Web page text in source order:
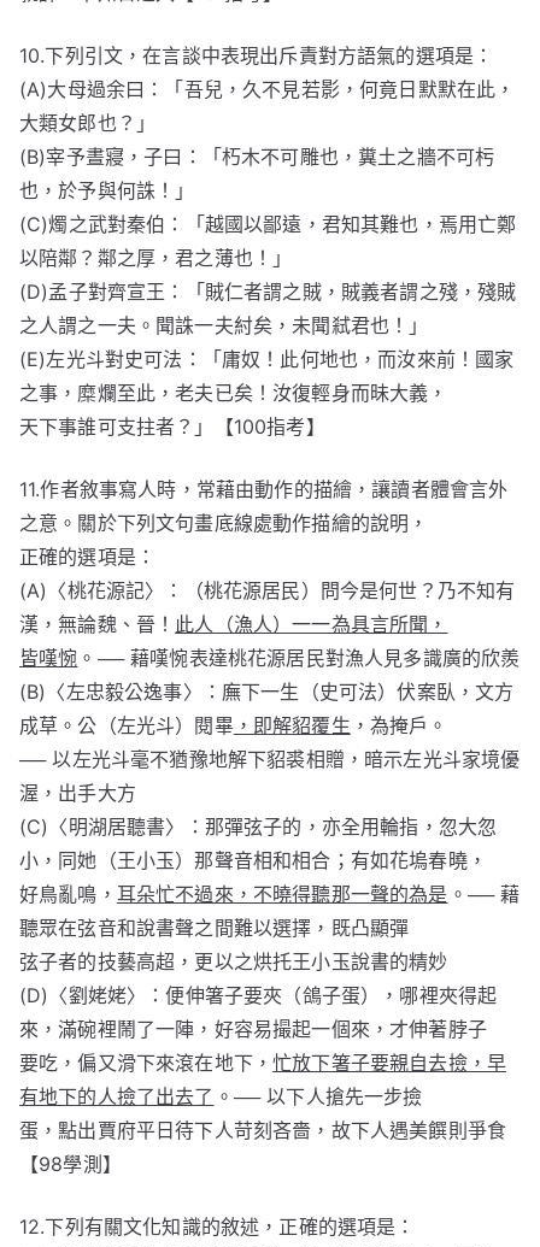
10.下列引文，在言談中表現出斥責對方語氣的選項是：
(A)大母過余曰：「吾兒，久不見若影，何竟日默默在此，
大類女郎也？」
(B)宰予晝寢，子曰：「朽木不可雕也，糞土之牆不可杇
也，於予與何誅！」
(C)燭之武對秦伯：「越國以鄙遠，君知其難也，焉用亡鄭
以陪鄰？鄰之厚，君之薄也！」
(D)孟子對齊宣王：「賊仁者謂之賊，賊義者謂之殘，殘賊
之人謂之一夫。聞誅一夫紂矣，未聞弒君也！」
(E)左光斗對史可法：「庸奴！此何地也，而汝來前！國家
之事，糜爛至此，老夫已矣！汝復輕身而昧大義，
天下事誰可支拄者？」【100指考】
11.作者敘事寫人時，常藉由動作的描繪，讓讀者體會言外
之意。關於下列文句畫底線處動作描繪的說明，
正確的選項是：
(A)〈桃花源記〉：（桃花源居民）問今是何世？乃不知有
漢，無論魏、晉！ 此人（漁人）一一為具言所聞，
皆嘆惋 。── 藉嘆惋表達桃花源居民對漁人見多識廣的欣羨
(B)〈左忠毅公逸事〉：廡下一生（史可法）伏案臥，文方
成草。公（左光斗）閱畢，即解貂覆生 ，為掩戶。
── 以左光斗毫不猶豫地解下貂裘相贈，暗示左光斗家境優
渥，出手大方
(C)〈明湖居聽書〉：那彈弦子的，亦全用輪指，忽大忽
小，同她（王小玉）那聲音相和相合；有如花塢春曉，
好鳥亂鳴， 耳朵忙不過來，不曉得聽那一聲的為是 。── 藉
聽眾在弦音和說書聲之間難以選擇，既凸顯彈
弦子者的技藝高超，更以之烘托王小玉說書的精妙
(D)〈劉姥姥〉：便伸箸子要夾（鴿子蛋），哪裡夾得起
來，滿碗裡鬧了一陣，好容易撮起一個來，才伸著脖子
要吃，偏又滑下來滾在地下，忙放下箸子要親自去撿，早
有地下的人撿了出去了 。── 以下人搶先一步撿
蛋，點出賈府平日待下人苛刻吝嗇，故下人遇美饌則爭食
【98學測】
12.下列有關文化知識的敘述，正確的選項是：